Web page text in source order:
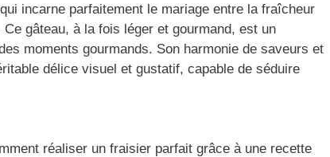
incarne parfaitement le mariage entre la fraîcheur
gâteau, à la fois léger et gourmand, est un
moments gourmands. Son harmonie de saveurs et
délice visuel et gustatif, capable de séduire
réaliser un fraisier parfait grâce à une recette